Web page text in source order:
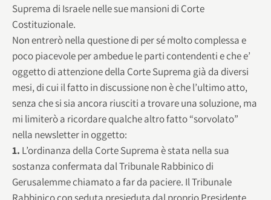
Suprema di Israele nelle sue mansioni di Corte
Costituzionale.
Non entrerò nella questione di per sé molto complessa e
poco piacevole per ambedue le parti contendenti e che e’
oggetto di attenzione della Corte Suprema già da diversi
mesi, di cui il fatto in discussione non è che l’ultimo atto,
senza che si sia ancora riusciti a trovare una soluzione, ma
mi limiterò a ricordare qualche altro fatto “sorvolato”
nella newsletter in oggetto:
1. L’ordinanza della Corte Suprema è stata nella sua
sostanza confermata dal Tribunale Rabbinico di
Gerusalemme chiamato a far da paciere. Il Tribunale
Rabbinico con seduta presieduta dal proprio Presidente